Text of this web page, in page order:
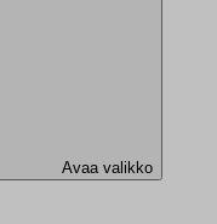
Avaa valikko